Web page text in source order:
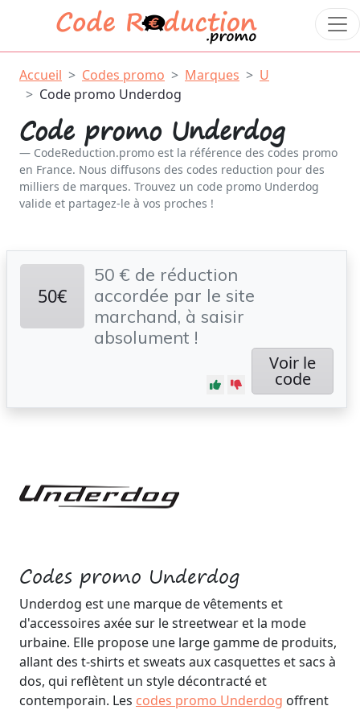
Accueil Codes promo Marques
U
Code promo Underdog
Code promo Underdog
CodeReduction.promo est la référence des codes promo
en France. Nous diffusons des codes reduction pour des
milliers de marques. Trouvez un code promo Underdog
valide et partagez-le à vos proches !
Codes promo Underdog
Underdog est une marque de vêtements et
d'accessoires axée sur le streetwear et la mode
urbaine. Elle propose une large gamme de produits,
allant des t-shirts et sweats aux casquettes et sacs à
dos, qui reflètent un style décontracté et
contemporain. Les codes promo Underdog offrent
50€
50 € de réduction
accordée par le site
marchand, à saisir
absolument !
Voir le
code